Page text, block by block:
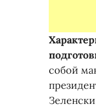
собой